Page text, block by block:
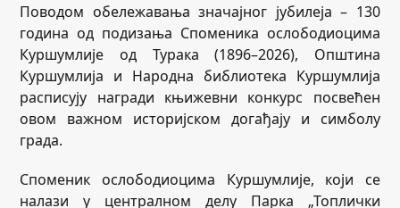
Поводом обележавања значајног јубилеја – 130
година од подизања Споменика ослободиоцима
Куршумлије од Турака (1896–2026), Општина
Куршумлија и Народна библиотека Куршумлија
расписују награди књижевни конкурс посвећен
овом важном историјском догађају и симболу
града.
Споменик ослободиоцима Куршумлије, који се
налази у централном делу Парка „Топлички